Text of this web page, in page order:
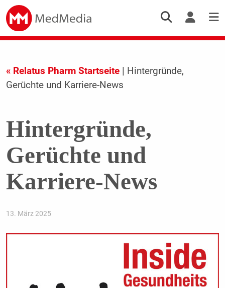
« Relatus Pharm Startseite| Hintergründe,
Gerüchte und Karriere-News
Hintergründe,
Gerüchte und
Karriere-News
13. März 2025